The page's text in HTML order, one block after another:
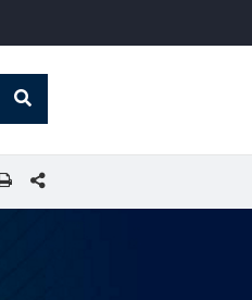
global
Search
SHARE THIS PAGE